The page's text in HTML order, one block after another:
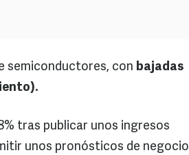
semiconductores, con bajadas
tras publicar unos ingresos
unos pronósticos de negocio